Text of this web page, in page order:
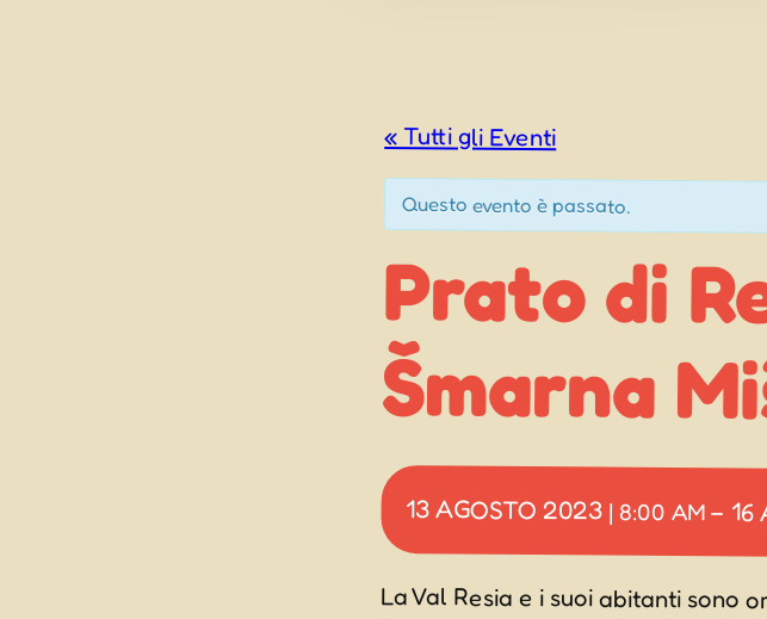
« Tutti gli Eventi
Questo evento è passato.
Prato di
Šmarna
13 AGOSTO 2023 | 8:00 AM – 16
La Val Resia e i suoi abitanti sono
importante di tutto l’anno, la “Šmarna
“Šmarna Miša” indica “la Grande